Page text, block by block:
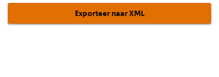
Exporteer naar XML